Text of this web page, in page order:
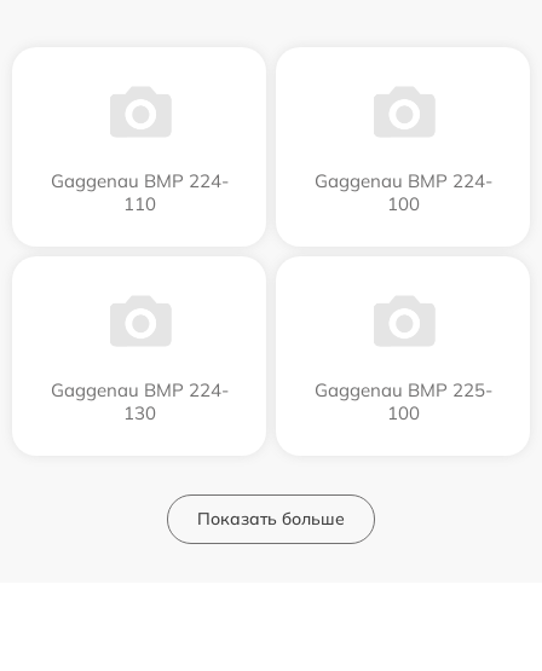
Gaggenau BMP 224-
110
Gaggenau BMP 224-
100
Gaggenau BMP 224-
130
Gaggenau BMP 225-
100
Показать больше